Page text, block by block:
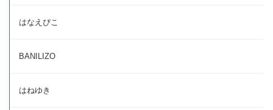
はなえぴこ
BANILIZO
はねゆき